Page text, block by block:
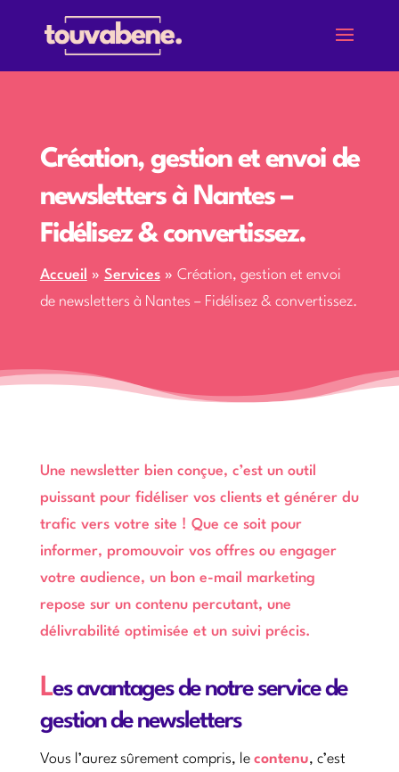
Création, gestion et envoi de
newsletters à Nantes –
Fidélisez & convertissez.
Accueil » Services» Création, gestion et envoi
de newsletters à Nantes – Fidélisez & convertissez.
Une newsletter bien conçue, c’est un outil
puissant pour fidéliser vos clients et générer du
trafic vers votre site ! Que ce soit pour
informer, promouvoir vos offres ou engager
votre audience, un bon e-mail marketing
repose sur un contenu percutant, une
délivrabilité optimisée et un suivi précis.
Les avantages de notre service de
gestion de newsletters
Vous l’aurez sûrement compris, le contenu, c’est